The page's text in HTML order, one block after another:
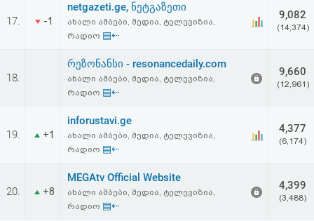
17. -1
netgazeti.ge, ნეტგაზეთი
ახალი ამბები, მედია, ტელევიზია,
რადიო ▤⇠
9,082
(14,374)
18.
რეზონანსი - resonancedaily.com
ახალი ამბები, მედია, ტელევიზია,
რადიო ▤⇠
9,660
(12,961)
19. +1
inforustavi.ge
ახალი ამბები, მედია, ტელევიზია,
რადიო ▤⇠
4,377
(6,174)
20. +8
MEGAtv Official Website
ახალი ამბები, მედია, ტელევიზია,
რადიო ▤⇠
4,399
(3,488)